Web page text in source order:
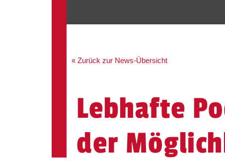
« Zurück zur News-Übersicht
Lebhafte
der